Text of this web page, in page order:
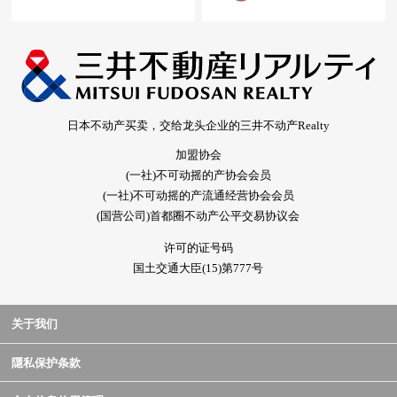
日本不动产买卖，交给龙头企业的三井不动产Realty
加盟协会
(一社)不可动摇的产协会会员
(一社)不可动摇的产流通经营协会会员
(国营公司)首都圈不动产公平交易协议会
许可的证号码
国土交通大臣(15)第777号
关于我们
隱私保护条款